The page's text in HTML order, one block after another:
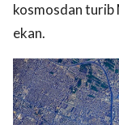
kosmosdan turib
ekan.